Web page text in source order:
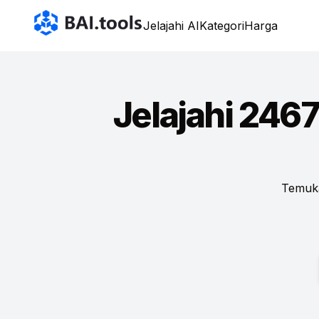
Bai.tools
Jelajahi AIKategoriHarga
Jelajahi